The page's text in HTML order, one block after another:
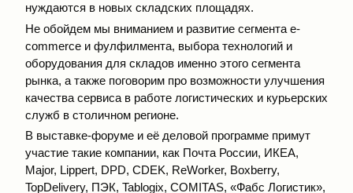
нуждаются в новых складских площадях.
Не обойдем мы вниманием и развитие сегмента e-
commerce и фулфилмента, выбора технологий и
оборудования для складов именно этого сегмента
рынка, а также поговорим про возможности улучшения
качества сервиса в работе логистических и курьерских
служб в столичном регионе.
В выставке-форуме и её деловой программе примут
участие такие компании, как Почта России, ИКЕА,
Major, Lippert, DPD, CDEK, ReWorker, Boxberry,
TopDelivery, ПЭК, Tablogix, COMITAS, «Фабс Логистик»,